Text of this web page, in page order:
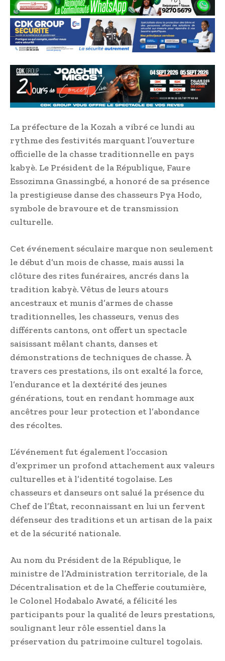
La préfecture de la Kozah a vibré ce lundi au
rythme des festivités marquant l’ouverture
officielle de la chasse traditionnelle en pays
kabyè. Le Président de la République, Faure
Essozimna Gnassingbé, a honoré de sa présence
la prestigieuse danse des chasseurs Pya Hodo,
symbole de bravoure et de transmission
culturelle.
Cet événement séculaire marque non seulement
le début d’un mois de chasse, mais aussi la
clôture des rites funéraires, ancrés dans la
tradition kabyè. Vêtus de leurs atours
ancestraux et munis d’armes de chasse
traditionnelles, les chasseurs, venus des
différents cantons, ont offert un spectacle
saisissant mêlant chants, danses et
démonstrations de techniques de chasse. À
travers ces prestations, ils ont exalté la force,
l’endurance et la dextérité des jeunes
générations, tout en rendant hommage aux
ancêtres pour leur protection et l’abondance
des récoltes.
L’événement fut également l’occasion
d’exprimer un profond attachement aux valeurs
culturelles et à l’identité togolaise. Les
chasseurs et danseurs ont salué la présence du
Chef de l’État, reconnaissant en lui un fervent
défenseur des traditions et un artisan de la paix
et de la sécurité nationale.
Au nom du Président de la République, le
ministre de l’Administration territoriale, de la
Décentralisation et de la Chefferie coutumière,
le Colonel Hodabalo Awaté, a félicité les
participants pour la qualité de leurs prestations,
soulignant leur rôle essentiel dans la
préservation du patrimoine culturel togolais.